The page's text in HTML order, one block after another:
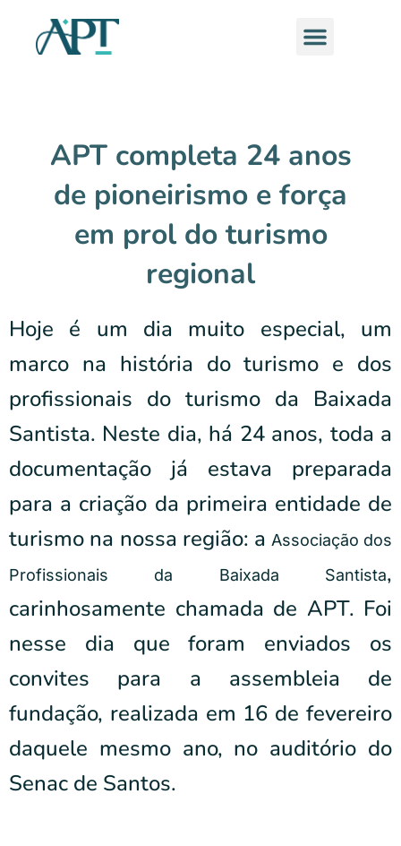
Menu
APT completa 24 anos
de pioneirismo e força
em prol do turismo
regional
Hoje é um dia muito especial, um
marco na história do turismo e dos
profissionais do turismo da Baixada
Santista. Neste dia, há 24 anos, toda a
documentação já estava preparada
para a criação da primeira entidade de
turismo na nossa região: a Associação dos
Profissionais da Baixada Santista,
carinhosamente chamada de APT. Foi
nesse dia que foram enviados os
convites para a assembleia de
fundação, realizada em 16 de fevereiro
daquele mesmo ano, no auditório do
Senac de Santos.